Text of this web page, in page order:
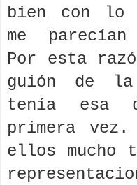
bien con lo
me
Por esta
guión de
tenía esa
primera
ellos mucho